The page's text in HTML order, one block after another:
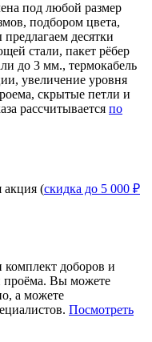
под любой размер
подбором цвета,
десятки
стали, пакет рёбер
до 3 мм., термокабель
увеличение уровня
скрытые петли и
рассчитывается по
акция (скидка до 5 000 ₽
доборов и
проёма. Вы можете
а можете
Посмотреть